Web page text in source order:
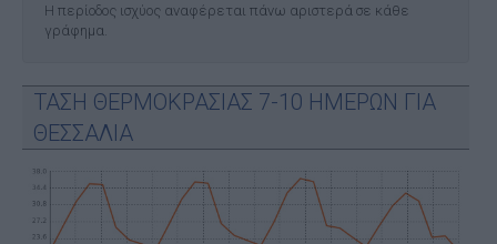
Η περίοδος ισχύος αναφέρεται πάνω αριστερά σε κάθε
γράφημα.
ΤΑΣΗ ΘΕΡΜΟΚΡΑΣΙΑΣ 7-10 ΗΜΕΡΩΝ ΓΙΑ
ΘΕΣΣΑΛΙΑ